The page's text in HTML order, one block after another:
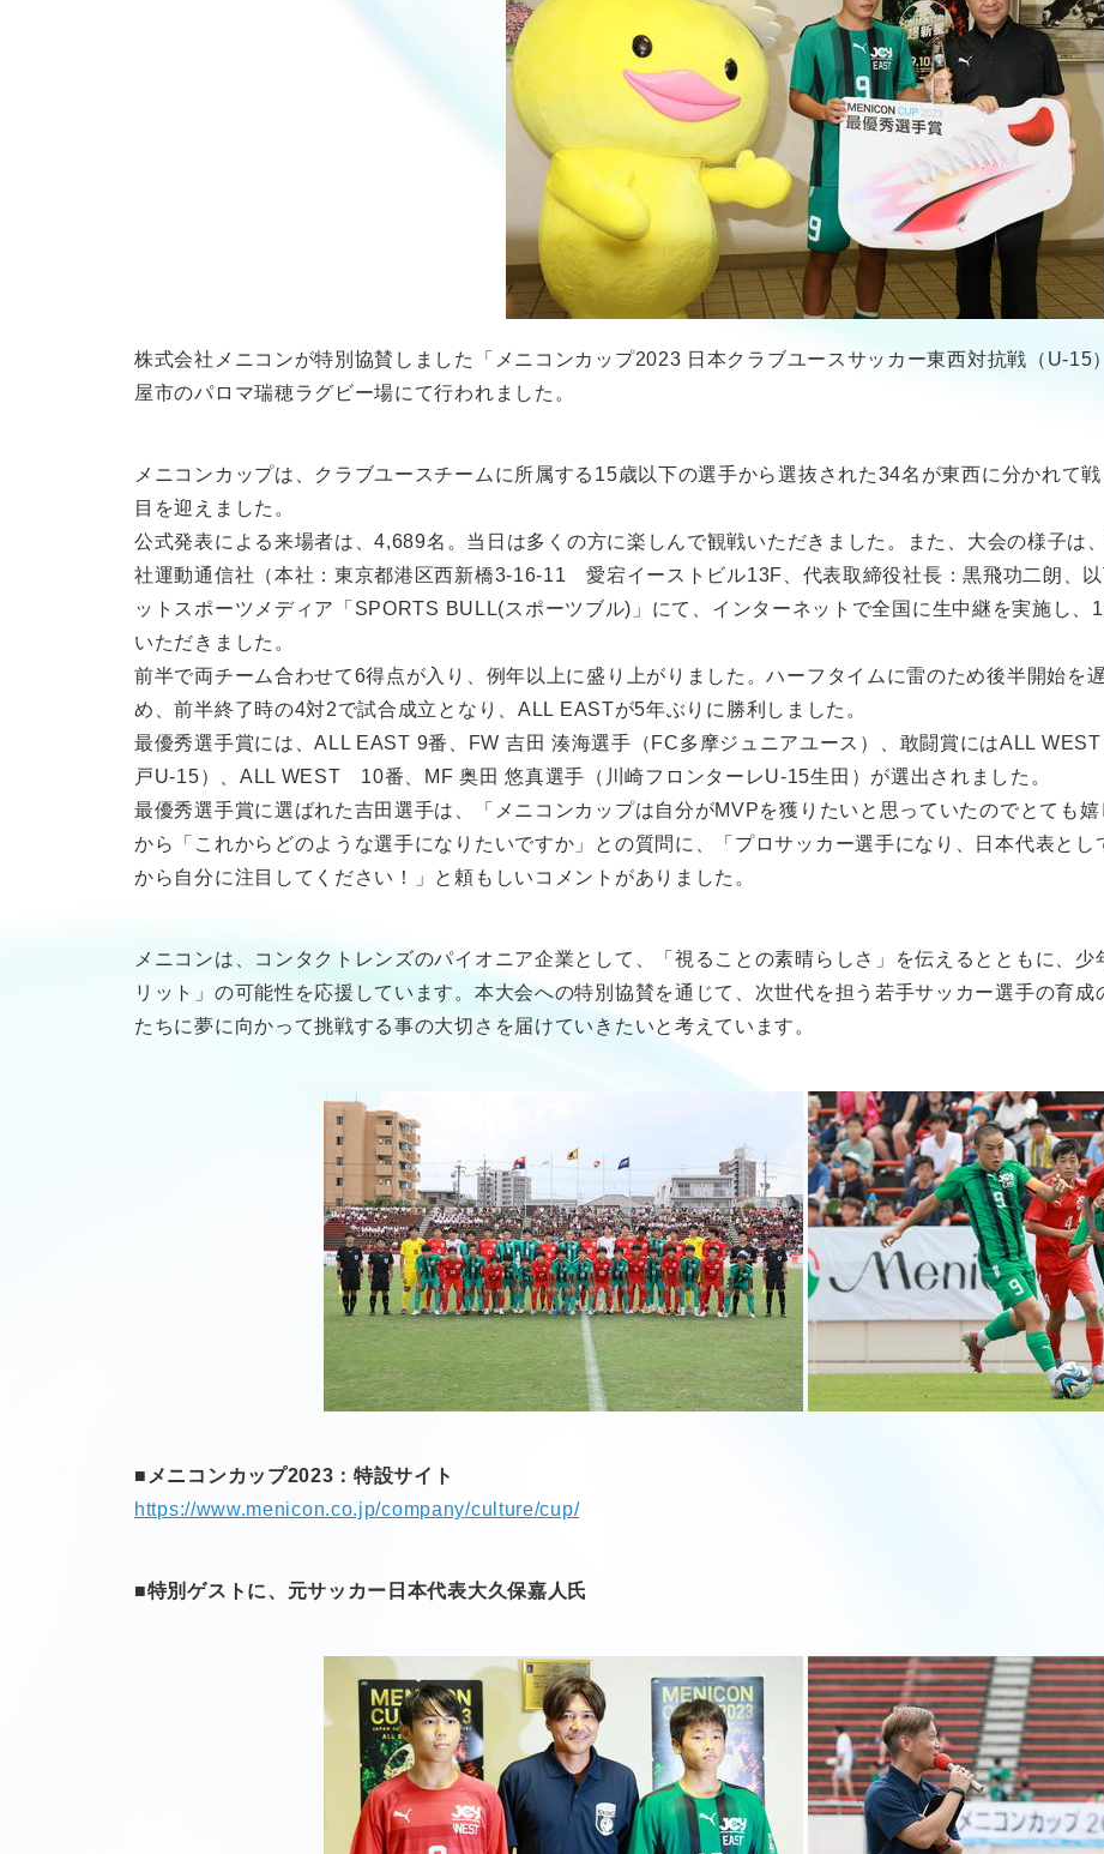
株式会社メニコンが特別協賛しました「メニコンカップ2023 日本クラブユースサッカー東西対抗戦（U-
屋市のパロマ瑞穂ラグビー場にて行われました。
メニコンカップは、クラブユースチームに所属する15歳以下の選手から選抜された34名が東西に分かれて
目を迎えました。
公式発表による来場者は、4,689名。当日は多くの方に楽しんで観戦いただきました。また、大会の様子は
社運動通信社（本社：東京都港区西新橋3-16-11 愛宕イーストビル13F、代表取締役社長：黒飛功二朗、
ットスポーツメディア「SPORTS BULL(スポーツブル)」にて、インターネットで全国に生中継を実施し
いただきました。
前半で両チーム合わせて6得点が入り、例年以上に盛り上がりました。ハーフタイムに雷のため後半開始を
め、前半終了時の4対2で試合成立となり、ALL EASTが5年ぶりに勝利しました。
最優秀選手賞には、ALL EAST 9番、FW 吉田 湊海選手（FC多摩ジュニアユース）、敢闘賞にはALL
戸U-15）、ALL WEST 10番、MF 奥田 悠真選手（川崎フロンターレU-15生田）が選出されました。
最優秀選手賞に選ばれた吉田選手は、「メニコンカップは自分がMVPを獲りたいと思っていたのでとても
から「これからどのような選手になりたいですか」との質問に、「プロサッカー選手になり、日本代表と
から自分に注目してください！」と頼もしいコメントがありました。
メニコンは、コンタクトレンズのパイオニア企業として、「視ることの素晴らしさ」を伝えるとともに、
リット」の可能性を応援しています。本大会への特別協賛を通じて、次世代を担う若手サッカー選手の育
たちに夢に向かって挑戦する事の大切さを届けていきたいと考えています。
■メニコンカップ2023：特設サイト
https://www.menicon.co.jp/company/culture/cup/
■特別ゲストに、元サッカー日本代表大久保嘉人氏